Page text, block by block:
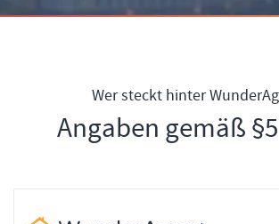
Wer steckt hinter
Angaben gemäß